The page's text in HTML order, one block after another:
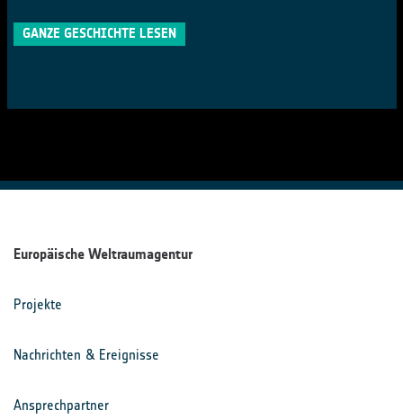
GANZE GESCHICHTE LESEN
Europäische Weltraumagentur
Projekte
Nachrichten & Ereignisse
Ansprechpartner